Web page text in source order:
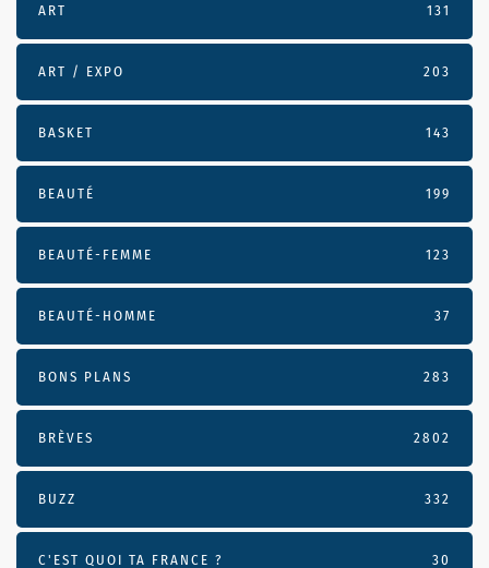
ART 131
ART / EXPO 203
BASKET 143
BEAUTÉ 199
BEAUTÉ-FEMME 123
BEAUTÉ-HOMME 37
BONS PLANS 283
BRÈVES 2802
BUZZ 332
C'EST QUOI TA FRANCE ? 30